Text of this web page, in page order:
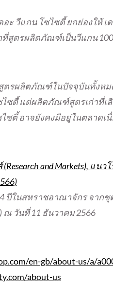
ะ วีแกน โซไซตี้ ยกย่องให้
สูตรผลิตภัณฑ์เป็นวีแกน
ตรผลิตภัณฑ์ในปัจจุบันทั้งหม
ไซตี้ แต่ผลิตภัณฑ์สูตรเก่าที่เ
ไซตี้ อาจยังคงมีอยู่ในตลาดเ
and Markets), แ
ปีในสหราชอาณาจักร จาก
ณ วันที่ 11 ธันวาคม 2566
en-gb/about-us/a/
about-us